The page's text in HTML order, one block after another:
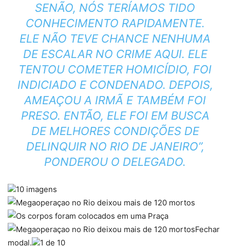
SENÃO, NÓS TERÍAMOS TIDO
CONHECIMENTO RAPIDAMENTE.
ELE NÃO TEVE CHANCE NENHUMA
DE ESCALAR NO CRIME AQUI. ELE
TENTOU COMETER HOMICÍDIO, FOI
INDICIADO E CONDENADO. DEPOIS,
AMEAÇOU A IRMÃ E TAMBÉM FOI
PRESO. ENTÃO, ELE FOI EM BUSCA
DE MELHORES CONDIÇÕES DE
DELINQUIR NO RIO DE JANEIRO”,
PONDEROU O DELEGADO.
10 imagens
Fechar
modal.
1 de 10